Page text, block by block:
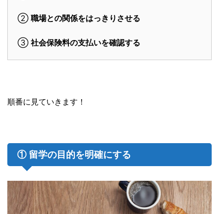
② 職場との関係をはっきりさせる
③ 社会保険料の支払いを確認する
順番に見ていきます！
① 留学の目的を明確にする